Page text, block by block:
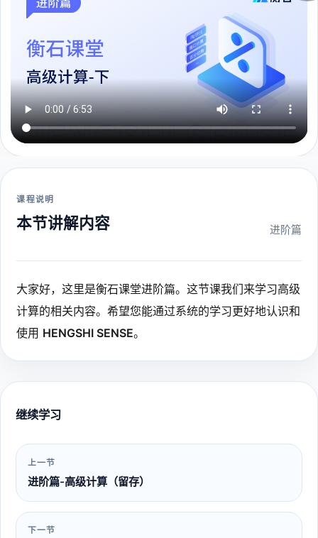
课程说明
本节讲解内容 进阶篇
大家好，这里是衡石课堂进阶篇。这节课我们来学习高级
计算的相关内容。希望您能通过系统的学习更好地认识和
使用 HENGSHI SENSE。
继续学习
上一节
进阶篇-高级计算（留存）
下一节